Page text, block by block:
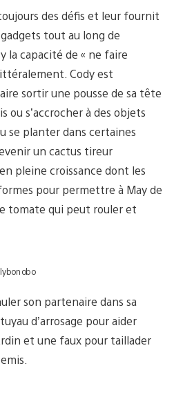
des défis et leur fournit
tout au long de
la capacité de « ne faire
Cody est
sortir une pousse de sa tête
ou s’accrocher à des objets
se planter dans certaines
un cactus tireur
pleine croissance dont les
pour permettre à May de
tomate qui peut rouler et
son partenaire dans sa
d’arrosage pour aider
et une faux pour taillader